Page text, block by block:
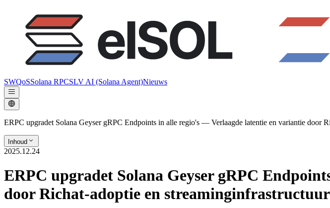
SWQoSSolana RPCSLV AI (Solana Agent)Nieuws
ERPC upgradet Solana Geyser gRPC Endpoints in alle regio's — Verlaagde latentie en variantie door
Inhoud
2025.12.24
ERPC upgradet Solana Geyser gRPC
door Richat-adoptie en